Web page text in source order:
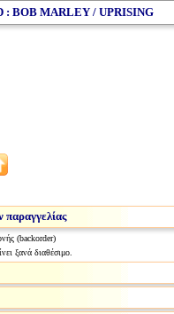
: BOB MARLEY / UPRISING
(backorder)
ξανά διαθέσιμο.